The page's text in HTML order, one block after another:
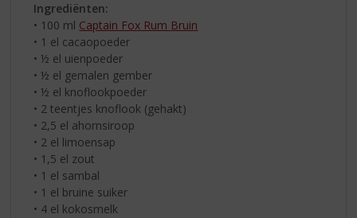
Ingrediënten:
• 100 ml Captain Fox Rum Bruin
• 1 el cacaopoeder
• ½ el uienpoeder
• ½ el gemalen gember
• ½ el knoflookpoeder
• 2 teentjes knoflook (gehakt)
• 2,5 el ahornsiroop
• 2 el limoensap
• 1,5 el zout
• 1 el sambal
• 1 el bruine suiker
• 4 el kokosmelk